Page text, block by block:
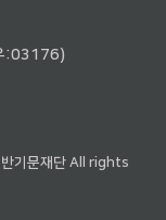
:03176)
기문재단 All rights